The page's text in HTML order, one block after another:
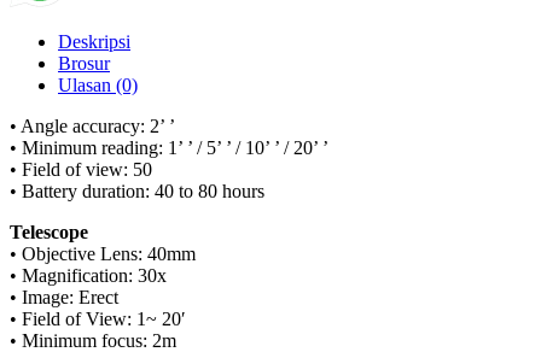
Deskripsi
Brosur
Ulasan (0)
• Angle accuracy: 2’ ’
• Minimum reading: 1’ ’ / 5’ ’ / 10’ ’ / 20’ ’
• Field of view: 50
• Battery duration: 40 to 80 hours
Telescope
• Objective Lens: 40mm
• Magnification: 30x
• Image: Erect
• Field of View: 1~ 20′
• Minimum focus: 2m